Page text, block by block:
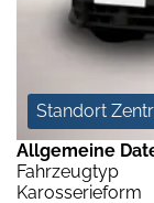
Standort
Allgemeine
Fahrzeugtyp
Karosserieform